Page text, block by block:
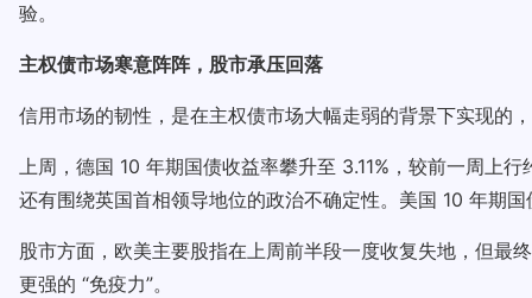
验。
主权债市场寒意阵阵，股市承压回落
信用市场的韧性，是在主权债市场大幅走弱的背景下实现的
上周，德国 10 年期国债收益率攀升至 3.11%，较前一周上
还有围绕英国首相领导地位的政治不确定性。美国 10 年期
股市方面，欧美主要股指在上周前半段一度收复失地，但最
更强的 “免疫力”。